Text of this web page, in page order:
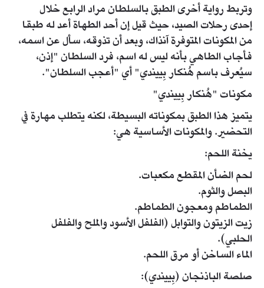
وتربط رواية أخرى الطبق بالسلطان مراد الرابع خلال
إحدى رحلات الصيد، حيث قيل إن أحد الطهاة أعد له طبقا
من المكونات المتوفرة آنذاك، وبعد أن تذوقه، سأل عن اسمه،
فأجاب الطاهي بأنه ليس له اسم، فرد السلطان "إذن،
سيُعرف باسم هُنكار بِييندي" أي "أعجب السلطان".
مكونات "هُنكار بِييندي"
يتميز هذا الطبق بمكوناته البسيطة، لكنه يتطلب مهارة في
التحضير. والمكونات الأساسية هي:
يخنة اللحم:
لحم الضأن المقطع مكعبات.
البصل والثوم.
الطماطم ومعجون الطماطم.
زيت الزيتون والتوابل (الفلفل الأسود والملح والفلفل
الحلبي).
الماء الساخن أو مرق اللحم.
صلصة الباذنجان (بِييندي):